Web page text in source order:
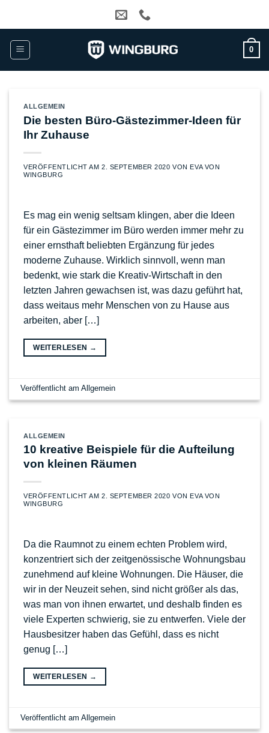
0
ALLGEMEIN
Die besten Büro-Gästezimmer-Ideen für
Ihr Zuhause
VERÖFFENTLICHT AM2. SEPTEMBER 2020 VONEVA VON
WINGBURG
Es mag ein wenig seltsam klingen, aber die Ideen
für ein Gästezimmer im Büro werden immer mehr zu
einer ernsthaft beliebten Ergänzung für jedes
moderne Zuhause. Wirklich sinnvoll, wenn man
bedenkt, wie stark die Kreativ-Wirtschaft in den
letzten Jahren gewachsen ist, was dazu geführt hat,
dass weitaus mehr Menschen von zu Hause aus
arbeiten, aber […]
WEITERLESEN →
Veröffentlicht amAllgemein
ALLGEMEIN
10 kreative Beispiele für die Aufteilung
von kleinen Räumen
VERÖFFENTLICHT AM2. SEPTEMBER 2020 VON
EVA VON
WINGBURG
Da die Raumnot zu einem echten Problem wird,
konzentriert sich der zeitgenössische Wohnungsbau
zunehmend auf kleine Wohnungen. Die Häuser, die
wir in der Neuzeit sehen, sind nicht größer als das,
was man von ihnen erwartet, und deshalb finden es
viele Experten schwierig, sie zu entwerfen. Viele der
Hausbesitzer haben das Gefühl, dass es nicht
genug […]
WEITERLESEN →
Veröffentlicht amAllgemein